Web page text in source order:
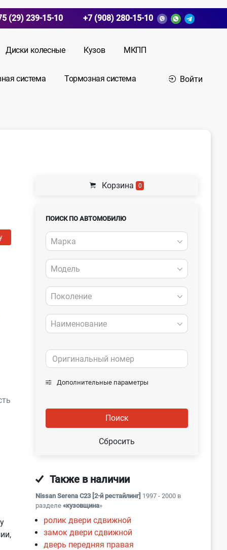
(29) 239-15-10 +7 (908) 280-15-10
Диски колесные Кузов МКПП
система Тормозная система Войти
Корзина 0
ПОИСК ПО АВТОМОБИЛЮ
Марка
Модель
Поколение
Наименование
Дополнительные параметры
Поиск
Сбросить
Также в наличии
Nissan Serena С23 [2-й рестайлинг] 1997 - 2000 в
разделе «кузовщина»
ролик двери сдвижной
замок двери сдвижной
дверь передняя правая